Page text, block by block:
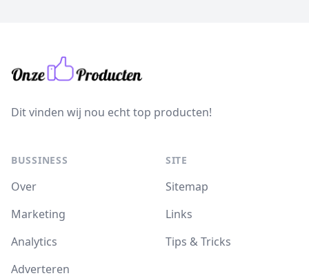
Dit vinden wij nou echt top producten!
BUSSINESS
Over
Marketing
Analytics
Adverteren
SITE
Sitemap
Links
Tips & Tricks